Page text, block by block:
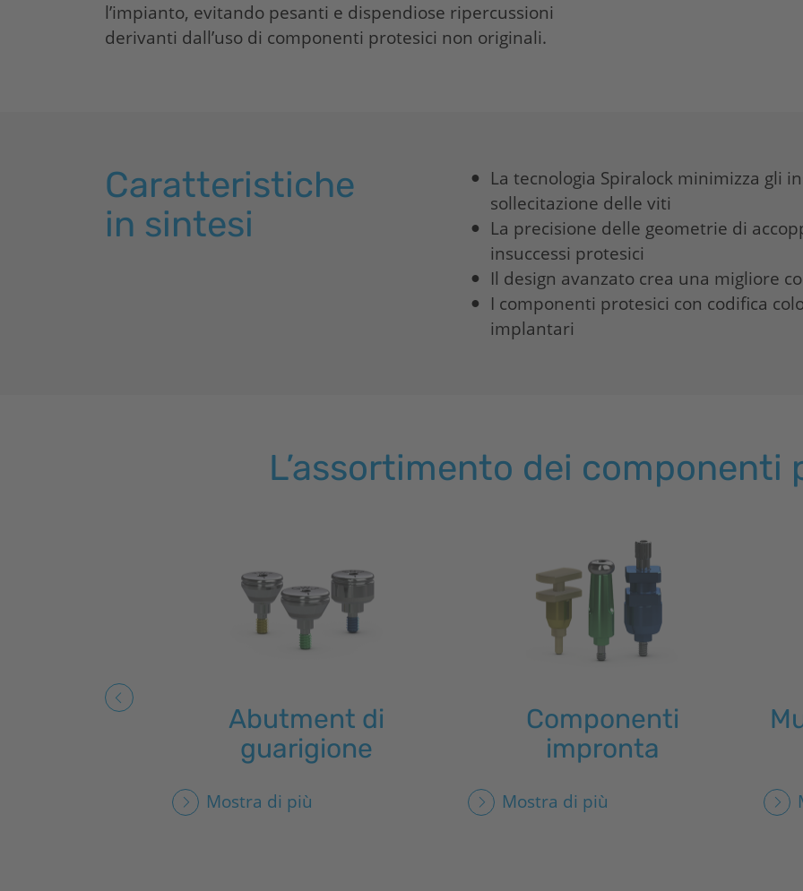
l’impianto, evitando pesanti e dispendiose ripercussioni
derivanti dall’uso di componenti protesici non originali.
Caratteristiche
in sintesi
La tecnologia Spiralock minimizza gli
sollecitazione delle viti
La precisione delle geometrie di
insuccessi protesici
Il design avanzato crea una migliore
I componenti protesici con codifica
implantari
L’assortimento dei componenti
Abutment di
guarigione
Mostra di più
Componenti
impronta
Mostra di più